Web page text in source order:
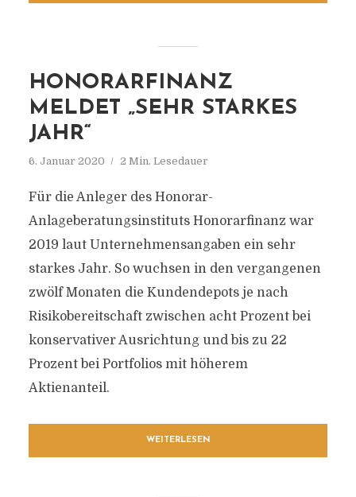
HONORARFINANZ
MELDET „SEHR STARKES
JAHR“
6. Januar 2020 2 Min. Lesedauer
Für die Anleger des Honorar-
Anlageberatungsinstituts Honorarfinanz war
2019 laut Unternehmensangaben ein sehr
starkes Jahr. So wuchsen in den vergangenen
zwölf Monaten die Kundendepots je nach
Risikobereitschaft zwischen acht Prozent bei
konservativer Ausrichtung und bis zu 22
Prozent bei Portfolios mit höherem
Aktienanteil.
WEITERLESEN